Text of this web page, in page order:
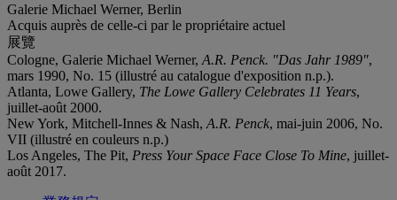
Galerie Michael Werner, Berlin
Acquis auprès de celle-ci par le propriétaire actuel
展覽
Cologne, Galerie Michael Werner, A.R. Penck. "Das Jahr 1989",
mars 1990, No. 15 (illustré au catalogue d'exposition n.p.).
Atlanta, Lowe Gallery, The Lowe Gallery Celebrates 11 Years,
juillet-août 2000.
New York, Mitchell-Innes & Nash, A.R. Penck, mai-juin 2006, No.
VII (illustré en couleurs n.p.)
Los Angeles, The Pit, Press Your Space Face Close To Mine, juillet-
août 2017.